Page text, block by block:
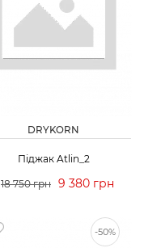
DRYKORN
Піджак Atlin_2
18 750 грн 9 380 грн
-50%